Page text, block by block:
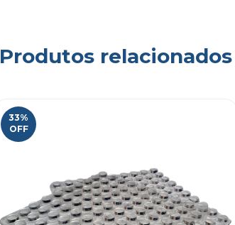
Produtos relacionados
33%
OFF